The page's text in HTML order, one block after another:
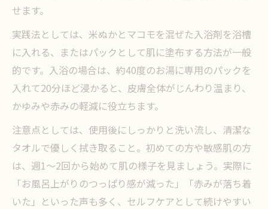
せます。
実践法としては、米ぬかとマコモを混ぜた入浴剤を浴槽
に入れる、またはパックとして肌に塗布する方法が一般
的です。入浴の場合は、約40度のお湯に専用のパックを
入れて20分ほど浸かると、皮膚全体がじんわり温まり、
かゆみや赤みの軽減に役立ちます。
注意点としては、使用後にしっかりと洗い流し、清潔な
タオルで優しく拭き取ること。初めての方や敏感肌の方
は、週1～2回から始めて肌の様子を見ましょう。実際に
「お風呂上がりのつっぱり感が減った」「赤みが落ち着
いた」といった声も多く、セルフケアとして続けやすい